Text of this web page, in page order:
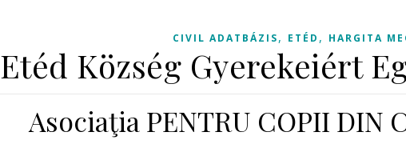
CIVIL ADATBÁZIS, ETÉD , HARGITA
Etéd Község Gyerekeiért
Asociaţia PENTRU COPII DIN